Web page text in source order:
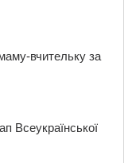
вчительку за
Всеукраїнської